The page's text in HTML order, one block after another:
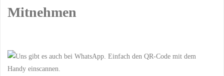
Mitnehmen